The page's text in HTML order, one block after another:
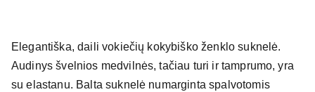
Elegantiška, daili vokiečių kokybiško ženklo suknelė.
Audinys švelnios medvilnės, tačiau turi ir tamprumo, yra
su elastanu. Balta suknelė numarginta spalvotomis